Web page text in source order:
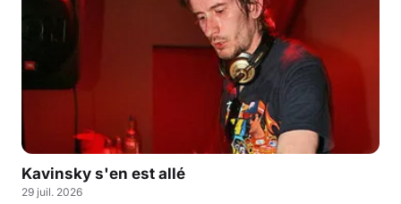
Kavinsky s'en est allé
29 juil. 2026